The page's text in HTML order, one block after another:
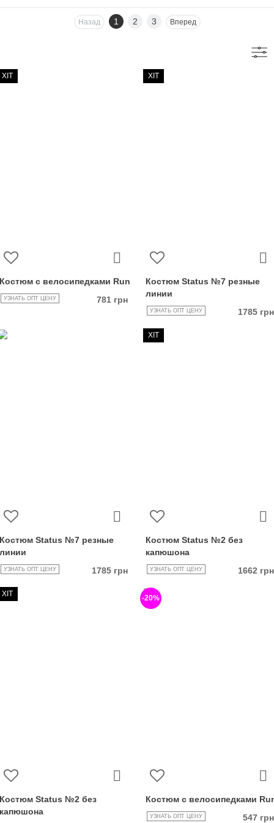
Назад 1 2 3 Вперед
ХІТ
Костюм c велосипедками Run
УЗНАТЬ ОПТ ЦЕНУ 781 грн
ХІТ
Костюм Status №7 резные
линии
УЗНАТЬ ОПТ ЦЕНУ 1785 грн
Костюм Status №7 резные
линии
УЗНАТЬ ОПТ ЦЕНУ 1785 грн
ХІТ
Костюм Status №2 без
капюшона
УЗНАТЬ ОПТ ЦЕНУ 1662 грн
ХІТ
Костюм Status №2 без
капюшона
-20%
Костюм c велосипедками
УЗНАТЬ ОПТ ЦЕНУ
547 грн